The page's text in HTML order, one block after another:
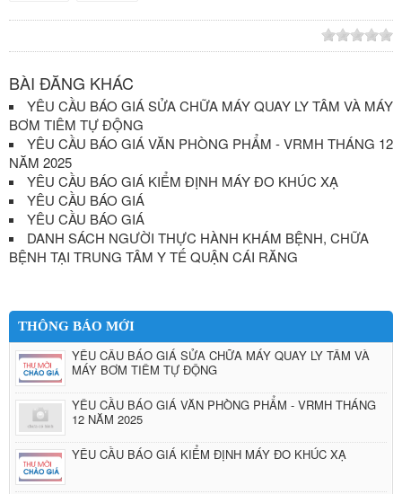
BÀI ĐĂNG KHÁC
YÊU CẦU BÁO GIÁ SỬA CHỮA MÁY QUAY LY TÂM VÀ MÁY
BƠM TIÊM TỰ ĐỘNG
YÊU CẦU BÁO GIÁ VĂN PHÒNG PHẨM - VRMH THÁNG 12
NĂM 2025
YÊU CẦU BÁO GIÁ KIỂM ĐỊNH MÁY ĐO KHÚC XẠ
YÊU CẦU BÁO GIÁ
YÊU CẦU BÁO GIÁ
DANH SÁCH NGƯỜI THỰC HÀNH KHÁM BỆNH, CHỮA
BỆNH TẠI TRUNG TÂM Y TẾ QUẬN CÁI RĂNG
THÔNG BÁO MỚI
YÊU CẦU BÁO GIÁ SỬA CHỮA MÁY QUAY LY TÂM VÀ
MÁY BƠM TIÊM TỰ ĐỘNG
YÊU CẦU BÁO GIÁ VĂN PHÒNG PHẨM - VRMH THÁNG
12 NĂM 2025
YÊU CẦU BÁO GIÁ KIỂM ĐỊNH MÁY ĐO KHÚC XẠ